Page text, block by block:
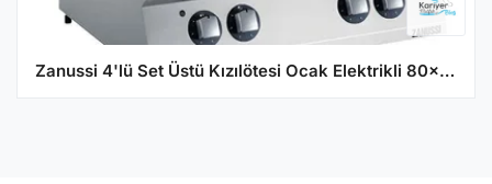
Zanussi 4'lü Set Üstü Kızılötesi Ocak Elektrikli 80x70x25 cm 372025